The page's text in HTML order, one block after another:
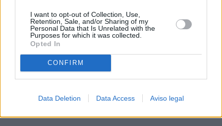
I want to opt-out of Collection, Use,
Retention, Sale, and/or Sharing of my
Personal Data that Is Unrelated with the
Purposes for which it was collected.
Opted In
CONFIRM
Data Deletion Data Access Aviso legal